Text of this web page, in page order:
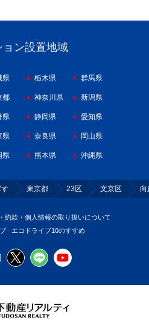
ョン設置地域
県 栃木県 群馬県
都 神奈川県 新潟県
県 静岡県 愛知県
県 奈良県 岡山県
県 熊本県 沖縄県
す 東京都 23区 文京区 向
約款・個人情報の取り扱いについて
エコドライブ10のすすめ